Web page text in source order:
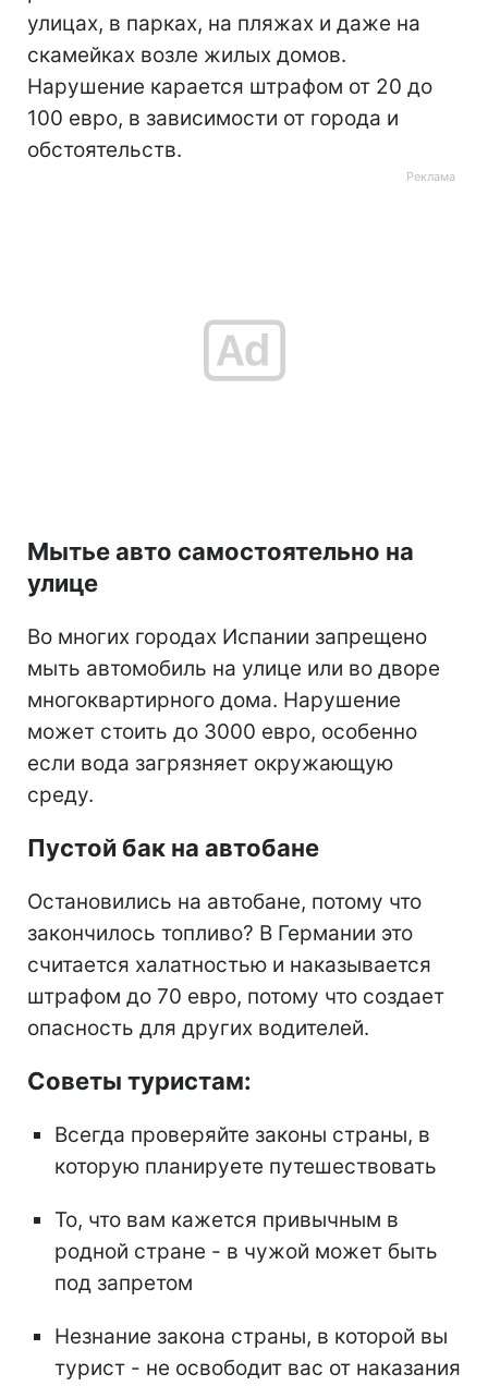
улицах, в парках, на пляжах и даже на
скамейках возле жилых домов.
Нарушение карается штрафом от 20 до
100 евро, в зависимости от города и
обстоятельств.
Мытье авто самостоятельно на
улице
Во многих городах Испании запрещено
мыть автомобиль на улице или во дворе
многоквартирного дома. Нарушение
может стоить до 3000 евро, особенно
если вода загрязняет окружающую
среду.
Пустой бак на автобане
Остановились на автобане, потому что
закончилось топливо? В Германии это
считается халатностью и наказывается
штрафом до 70 евро, потому что создает
опасность для других водителей.
Советы туристам:
Всегда проверяйте законы страны, в
которую планируете путешествовать
То, что вам кажется привычным в
родной стране - в чужой может быть
под запретом
Незнание закона страны, в которой вы
турист - не освободит вас от наказания